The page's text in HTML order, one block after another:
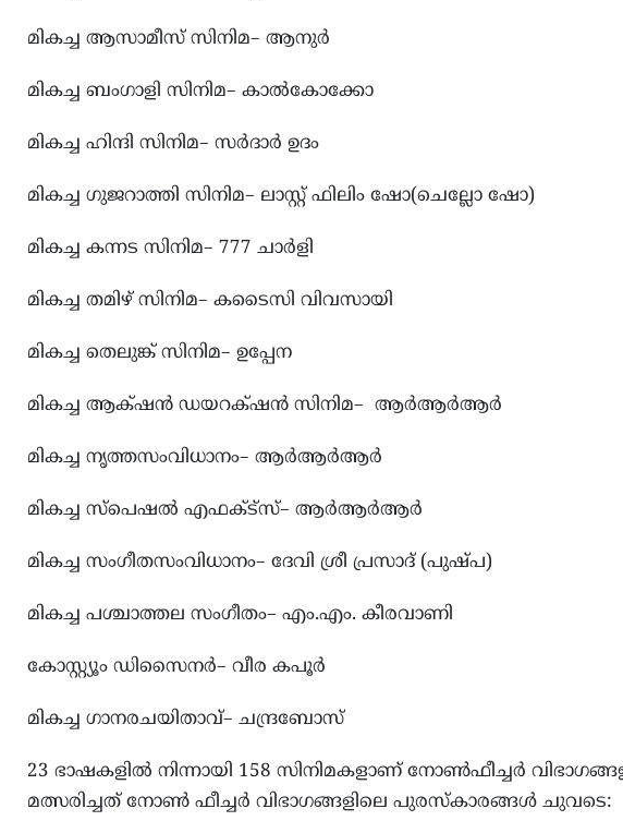
മികച്ച ആസാമീസ് സിനിമ– ആനുർ
മികച്ച ബംഗാളി സിനിമ– കാൽകോക്കോ
മികച്ച ഹിന്ദി സിനിമ– സർദാർ ഉദം
മികച്ച ഗുജറാത്തി സിനിമ– ലാസ്റ്റ് ഫിലിം ഷോ(ചെല്ലോ ഷോ)
മികച്ച കന്നട സിനിമ– 777 ചാർളി
മികച്ച തമിഴ് സിനിമ– കടൈസി വിവസായി
മികച്ച തെലുങ്ക് സിനിമ– ഉപ്പേന
മികച്ച ആക്‌ഷൻ ഡയറക്‌ഷൻ സിനിമ– ‌ ആർആർആർ
മികച്ച നൃത്തസംവിധാനം– ആർആർആർ
മികച്ച സ്പെഷൽ എഫക്ട്സ്– ആർആർആർ
മികച്ച സംഗീതസംവിധാനം– ദേവി ശ്രീ പ്രസാദ് (പുഷ്പ)
മികച്ച പശ്ചാത്തല സംഗീതം– എം.എം. കീരവാണി
കോസ്റ്റ്യൂം ഡിസൈനർ– വീര കപൂർ
മികച്ച ഗാനരചയിതാവ്– ചന്ദ്രബോസ്
23 ഭാഷകളില്‍ നിന്നായി 158 സിനിമകളാണ് നോൺഫീച്ചർ
മത്സരിച്ചത് നോൺ ഫീച്ചർ വിഭാഗങ്ങളിലെ പുരസ്കാരങ്ങൾ ചുവടെ: